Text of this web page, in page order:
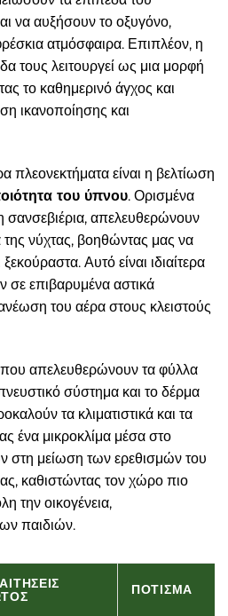
να αυξήσουν το οξυγόνο,
ατμόσφαιρα. Επιπλέον, η
τους λειτουργεί ως μια μορφή
το καθημερινό άγχος και
ικανοποίησης και
πλεονεκτήματα είναι η βελτίωση
του ύπνου. Ορισμένα
απελευθερώνουν
της νύχτας, βοηθώντας μας να
Αυτό είναι ιδιαίτερα
σε επιβαρυμένα αστικά
του αέρα στους κλειστούς
απελευθερώνουν τα φύλλα
σύστημα και το δέρμα
τα κλιματιστικά και τα
ένα μικροκλίμα μέσα στο
στη μείωση των ερεθισμών του
καθιστώντας τον χώρο πιο
την οικογένεια,
παιδιών.
ΠΌΤΙΣΜΑ